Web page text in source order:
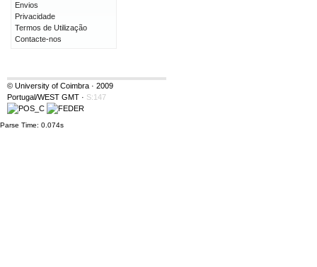
Envios
Privacidade
Termos de Utilização
Contacte-nos
© University of Coimbra · 2009
Portugal/WEST GMT · S:147
Parse Time: 0.074s